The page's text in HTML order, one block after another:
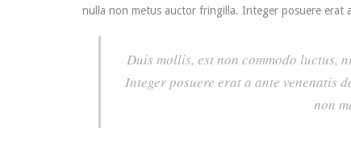
nulla non metus auctor fringilla. Integer posuere erat
Duis mollis, est non commodo luctus,
Integer posuere erat a ante venenatis
non